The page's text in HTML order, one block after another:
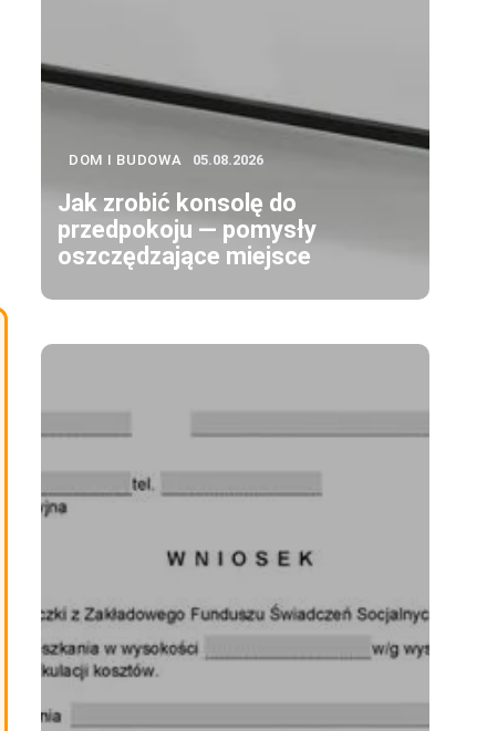
DOM I BUDOWA 05.08.2026
Jak zrobić konsolę do
przedpokoju — pomysły
oszczędzające miejsce